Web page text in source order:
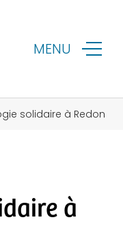
MENU
solidaire à Redon
à